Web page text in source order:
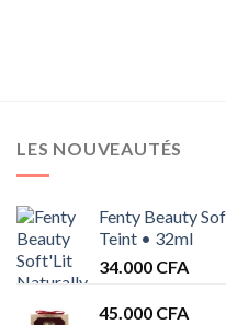
LES NOUVEAUTÉS
Fenty Beauty
Teint • 32ml
34.000 CFA
45.000 CFA